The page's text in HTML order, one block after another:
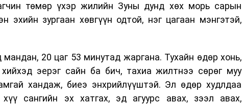
төмөр үхэр жилийн Зуны дунд хөх морь сарын
эхийн зургаан хөвгүүн одтой, нэг цагаан мэнгэтэй,
20 цаг 53 минутад жаргана. Тухайн өдөр хонь,
эерэг сайн ба бич, тахиа жилтнээ сөрөг муу
хандаж, биеэ энхрийлүүштэй. Эл өдөр худлдаа
сангийн эх хатгах, эд агуурс авах, зээл авах,